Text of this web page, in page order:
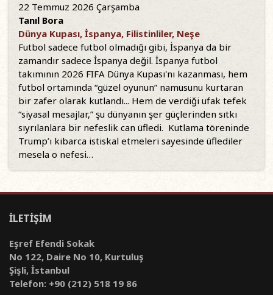
22 Temmuz 2026 Çarşamba
Tanıl Bora
Dünya Kupası, İspanya, Filistinliler, Neşe
Futbol sadece futbol olmadığı gibi, İspanya da bir
zamandır sadece İspanya değil. İspanya futbol
takımının 2026 FIFA Dünya Kupası'nı kazanması, hem
futbol ortamında “güzel oyunun” namusunu kurtaran
bir zafer olarak kutlandı... Hem de verdiği ufak tefek
“siyasal mesajlar,” şu dünyanın şer güçlerinden sıtkı
sıyrılanlara bir nefeslik can üfledi. Kutlama töreninde
Trump’ı kibarca istiskal etmeleri sayesinde üflediler
mesela o nefesi…
İLETİŞİM
Eşref Efendi Sokak
No 122, Daire No 10, Kurtuluş
Şişli, İstanbul
Telefon: +90 (212) 518 19 86